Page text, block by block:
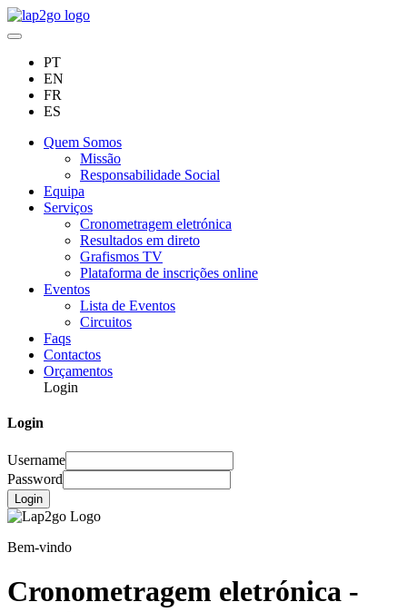
PT
EN
FR
ES
Quem Somos
Missão
Responsabilidade Social
Equipa
Serviços
Cronometragem eletrónica
Resultados em direto
Grafismos TV
Plataforma de inscrições online
Eventos
Lista de Eventos
Circuitos
Faqs
Contactos
Orçamentos
Login
Login
Username
Password
Login
Bem-vindo
Cronometragem eletrónica -